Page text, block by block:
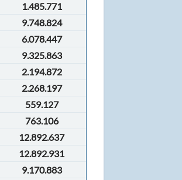
1.485.771
9.748.824
6.078.447
9.325.863
2.194.872
2.268.197
559.127
763.106
12.892.637
12.892.931
9.170.883